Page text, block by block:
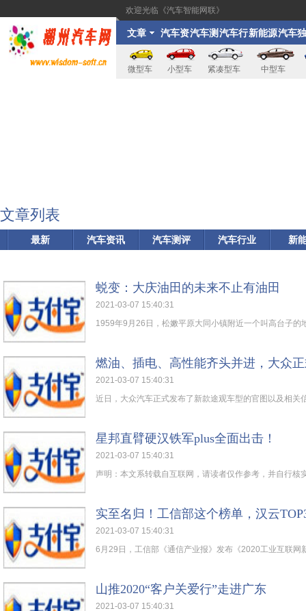
欢迎光临《汽车智能网联》
文章 汽车资
讯
汽车测
评
汽车行
业
新能源汽车独
家
微型车 小型车 紧凑型车 中型车
文章列表
最新 汽车资讯 汽车测评 汽车行业 新
蜕变：大庆油田的未来不止有油田
2021-03-07 15:40:31
1959年9月26日，松嫩平原大同小镇附近一个叫高台子的
燃油、插电、高性能齐头并进，大众
2021-03-07 15:40:31
近日，大众汽车正式发布了新款途观车型的官图以及相关
星邦直臂硬汉铁军plus全面出击！
2021-03-07 15:40:31
声明：本文系转载自互联网，请读者仅作参考，并自行核
实至名归！工信部这个榜单，汉云
2021-03-07 15:40:31
6月29日，工信部《通信产业报》发布《2020工业互联网
山推2020“客户关爱行”走进广东
2021-03-07 15:40:31